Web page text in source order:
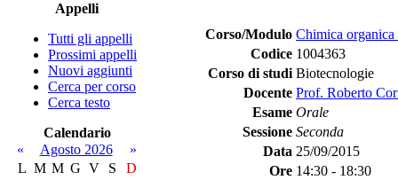
Appelli
Tutti gli appelli
Prossimi appelli
Nuovi aggiunti
Cerca per corso
Cerca testo
Calendario
«
Agosto 2026
»
L M M G V S
D
Corso/Modulo Chimica
Codice 1004363
Corso di studi Biotecnologie
Docente Prof. Roberto
Esame Orale
Sessione Seconda
Data 25/09/2015
Ore 14:30 - 18:30